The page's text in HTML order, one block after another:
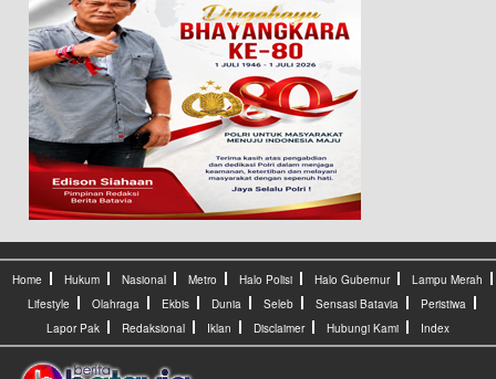
Home Hukum Nasional Metro Halo Polisi Halo Gubernur
Lampu Merah
Lifestyle
Olahraga Ekbis Dunia Seleb Sensasi Batavia
Peristiwa
Lapor Pak
Redaksional Iklan Disclaimer Hubungi Kami Index